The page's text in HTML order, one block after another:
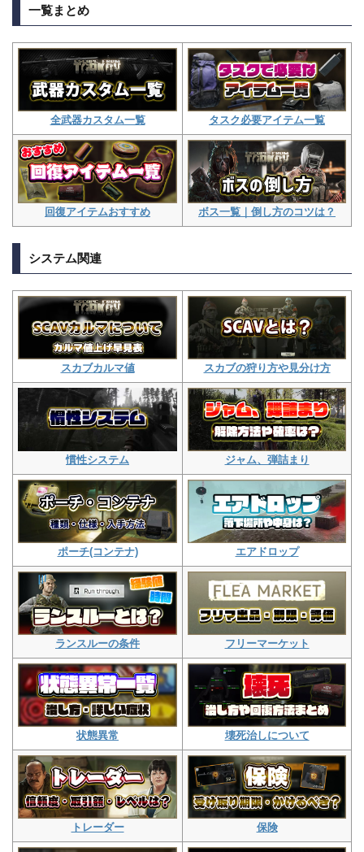
一覧まとめ
全武器カスタム一覧 タスク必要アイテム一覧
回復アイテムおすすめ ボス一覧｜倒し方のコツは？
システム関連
スカブカルマ値 スカブの狩り方や見分け方
慣性システム ジャム、弾詰まり
ポーチ(コンテナ) エアドロップ
ランスルーの条件 フリーマーケット
状態異常 壊死治しについて
トレーダー 保険